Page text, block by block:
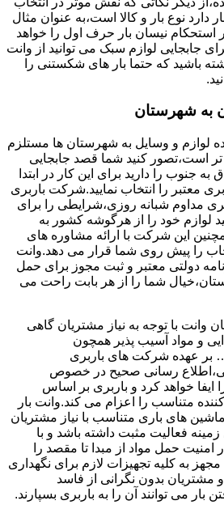
دارد نوع بار و کالا است،به عنوان مثال
استحکام نیسان بار حرف اول را خواهد
جابجایی لوازم سبک می توانید از وانت
باشید که حتما بار های شکستنی را
به شهرستان
لوازم و وسایل به شهرستان ها مستلزم
است،تصور کنید شما قصد جابجایی
به جنوب را دارید برای این کار در ابتدا
معتبر را انتخاب نمایید.شرکت باربری
مداوم شبانه روزی،شرایطی را برای
لوازم خود را از هرگوشه کشور به
این شرکت با ارائه مشاوره های
را پیش روی شما قرار می دهد.وانت
دولتی معتبر و ثبت مجوز برای حمل
شما را از هر بابت راحت می
وانت با توجه به نیاز مشتریان گاهی
و مواد آسیب پذیر همچون
بر عهده شرکت های باربری
رسانی صحیح در خصوص
خواهد کرد و باربری بر اساس
متناسب را اعزام می کند.وانت بار
ماشین های باری متناسب با نیاز مشتریان
فعالیت مثبت داشته باشد و با
امنیت حمل مواد از مبدا تا مقصد را
به کلیه تجهیزات لازم برای نگهداری
مشتریان بدون نگرانی از فاسد
می توانند آن را به باربری بسپارند.